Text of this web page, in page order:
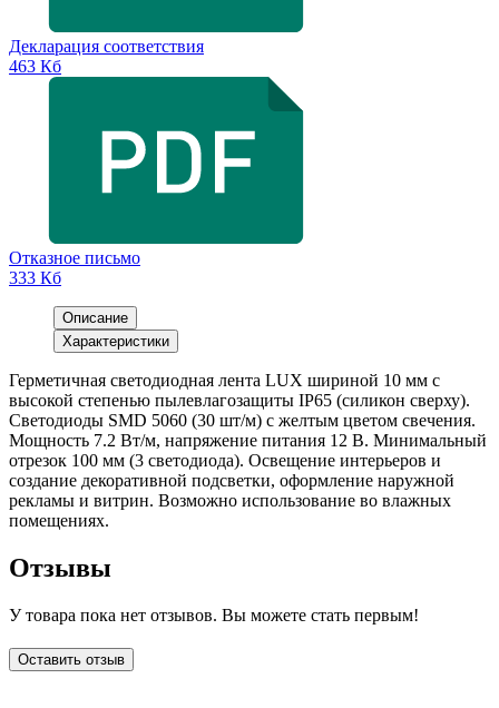
Декларация соответствия
463 Кб
Отказное письмо
333 Кб
Описание
Характеристики
Герметичная светодиодная лента LUX шириной 10 мм с
высокой степенью пылевлагозащиты IP65 (силикон сверху).
Светодиоды SMD 5060 (30 шт/м) с желтым цветом свечения.
Мощность 7.2 Вт/м, напряжение питания 12 В. Минимальный
отрезок 100 мм (3 светодиода). Освещение интерьеров и
создание декоративной подсветки, оформление наружной
рекламы и витрин. Возможно использование во влажных
помещениях.
Отзывы
У товара пока нет отзывов. Вы можете стать первым!
Оставить отзыв